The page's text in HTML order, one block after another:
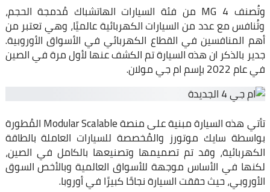
وتُصنف MG 4 من فئة السيارات الهاتشباك مُدمجة الحجم،
وتُنافس مع عدد من السيارات الكهربائية عالميًا، وهي تعتبر من
أهم المنافسين في القطاع الكهربائي في الأسواق الأوروبية.
جدير بالذكر ان هذه السيارة تم الكشف عنها لأول مرة في الصين
في عام 2022 بإسم ام جي مولان.
تأتي هذه السيارة مبنية على منصة Modular Scalable المُطورة
بواسطة سايك موتورز والمُخصصة للسيارات العاملة بالطاقة
الكهربائية، وقد تم تصميمها وتصنيعها بالكامل في الصين،
لكنها في الأساس موجهة للأسواق العالمية وبالأخص السوق
الأوروبي، حيث حققت السيارة نجاحًا كبيرًا في أوروبا.